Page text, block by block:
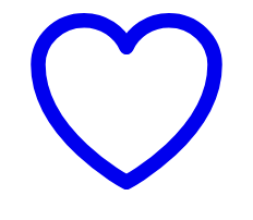
14,5εκ.,
τεμ
ποσότητα